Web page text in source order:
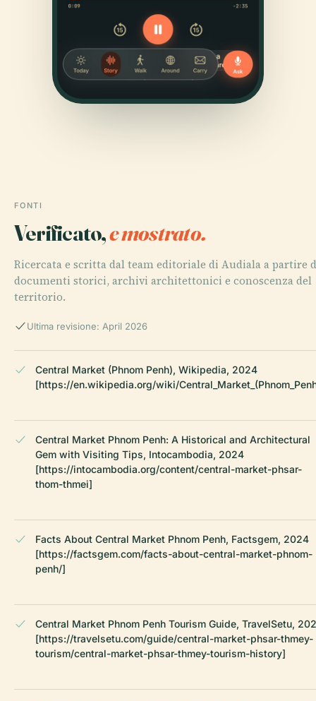
FONTI
Verificato,e mostrato.
Ricercata e scritta dal team editoriale di Audiala a partire
documenti storici, archivi architettonici e conoscenza del
territorio.
Ultima revisione: April 2026
Central Market (Phnom Penh), Wikipedia, 2024
[https://en.wikipedia.org/wiki/
Central Market Phnom Penh: A Historical and Architectural
Gem with Visiting Tips, Intocambodia, 2024
[https://intocambodia.org/content/central-market-phsar-
thom-thmei]
Facts About Central Market Phnom Penh, Factsgem, 2024
[https://factsgem.com/facts-about-central-market-phnom-
penh/]
Central Market Phnom Penh Tourism Guide, TravelSetu,
[https://travelsetu.com/guide/central-market-phsar-thmey-
tourism/central-market-phsar-thmey-tourism-history]